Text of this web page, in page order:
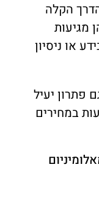
הקלה
מגיעות
או ניסיון
פתרון יעיל
במחירים